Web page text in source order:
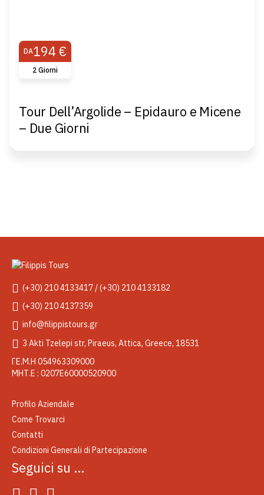
DA194 €
2 Giorni
Tour Dell’Argolide – Epidauro e Micene
– Due Giorni
(+30) 210 4133417 / (+30) 210 4133182
(+30) 210 4137359
info@filippistours.gr
3 Akti Tzelepi str, Piraeus, Attica, Greece, 18531
ΓΕ.Μ.Η 054963309000
ΜΗΤ.Ε : 0207Ε60000520900
Profilo Aziendale
Come Trovarci
Contatti
Condizioni Generali di Partecipazione
Seguici su …